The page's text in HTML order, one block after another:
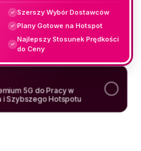
✓ Szerszy Wybór Dostawców
✓ Plany Gotowe na Hotspot
✓
Najlepszy Stosunek Prędkości
do Ceny
5G do Pracy w
i Szybszego Hotspotu